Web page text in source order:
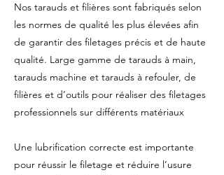
Nos tarauds et filières sont fabriqués selon
les normes de qualité les plus élevées afin
de garantir des filetages précis et de haute
qualité. Large gamme de tarauds à main,
tarauds machine et tarauds à refouler, de
filières et d’outils pour réaliser des filetages
professionnels sur différents matériaux
Une lubrification correcte est importante
pour réussir le filetage et réduire l’usure